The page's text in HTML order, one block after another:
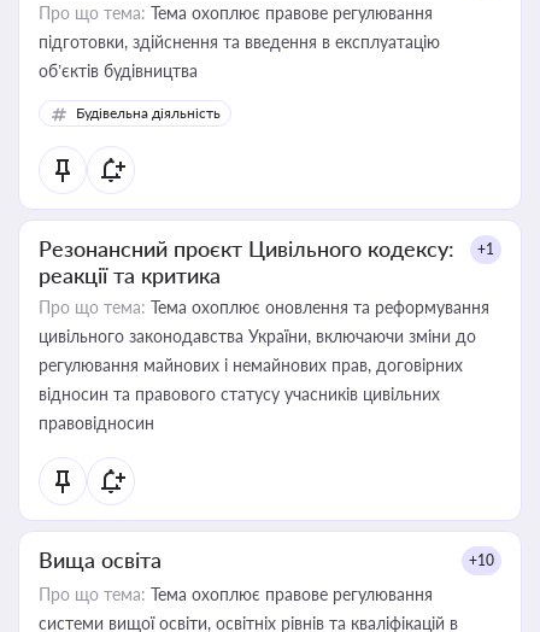
Про що тема: Тема охоплює правове регулювання
підготовки, здійснення та введення в експлуатацію
об’єктів будівництва
Будівельна діяльність
Резонансний проєкт Цивільного кодексу:
реакції та критика
+1
Про що тема: Тема охоплює оновлення та реформування
цивільного законодавства України, включаючи зміни до
регулювання майнових і немайнових прав, договірних
відносин та правового статусу учасників цивільних
правовідносин
Вища освіта +10
Про що тема: Тема охоплює правове регулювання
системи вищої освіти, освітніх рівнів та кваліфікацій в